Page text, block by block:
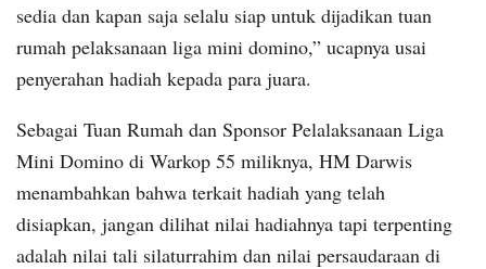
sedia dan kapan saja selalu siap untuk dijadikan tuan
rumah pelaksanaan liga mini domino,” ucapnya usai
penyerahan hadiah kepada para juara.
Sebagai Tuan Rumah dan Sponsor Pelalaksanaan Liga
Mini Domino di Warkop 55 miliknya, HM Darwis
menambahkan bahwa terkait hadiah yang telah
disiapkan, jangan dilihat nilai hadiahnya tapi terpenting
adalah nilai tali silaturrahim dan nilai persaudaraan di